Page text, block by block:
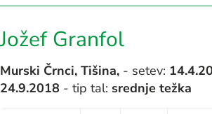
Jožef Granfol
Murski Črnci, Tišina, - setev: 14
24.9.2018 - tip tal: srednje težka